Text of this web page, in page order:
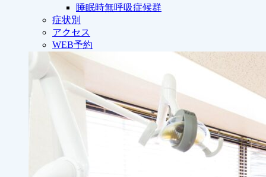
睡眠時無呼吸症候群
症状別
アクセス
WEB予約